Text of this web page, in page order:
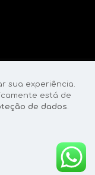
sua experiência.
está de
de dados.